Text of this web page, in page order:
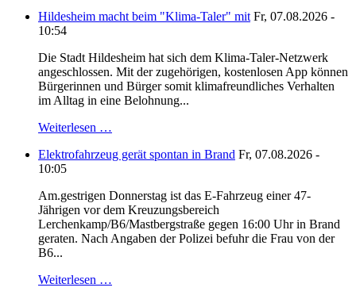
Hildesheim macht beim "Klima-Taler" mit Fr, 07.08.2026 -
10:54
Die Stadt Hildesheim hat sich dem Klima-Taler-Netzwerk
angeschlossen. Mit der zugehörigen, kostenlosen App können
Bürgerinnen und Bürger somit klimafreundliches Verhalten
im Alltag in eine Belohnung...
Weiterlesen …
Elektrofahrzeug gerät spontan in Brand Fr, 07.08.2026 -
10:05
Am.gestrigen Donnerstag ist das E-Fahrzeug einer 47-
Jährigen vor dem Kreuzungsbereich
Lerchenkamp/B6/Mastbergstraße gegen 16:00 Uhr in Brand
geraten. Nach Angaben der Polizei befuhr die Frau von der
B6...
Weiterlesen …